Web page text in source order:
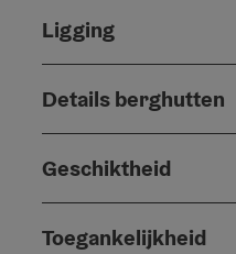
Ligging
Details berghutten
Geschiktheid
Toegankelijkheid